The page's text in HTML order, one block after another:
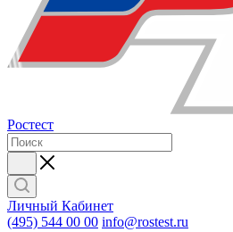
Ростест
Личный Кабинет
(495) 544 00 00 info@rostest.ru